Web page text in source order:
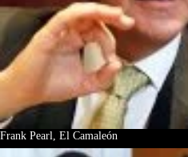
Frank Pearl, El Camaleón